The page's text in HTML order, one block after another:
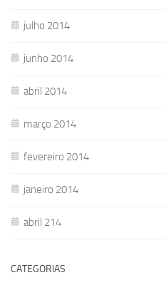
julho 2014
junho 2014
abril 2014
março 2014
fevereiro 2014
janeiro 2014
abril 214
CATEGORIAS